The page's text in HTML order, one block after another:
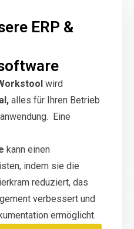
ERP &
wird
alles für Ihren Betrieb
Eine
kann einen
indem sie die
reduziert, das
verbessert und
ermöglicht.